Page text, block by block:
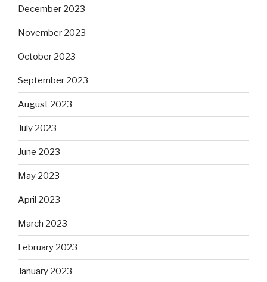
December 2023
November 2023
October 2023
September 2023
August 2023
July 2023
June 2023
May 2023
April 2023
March 2023
February 2023
January 2023